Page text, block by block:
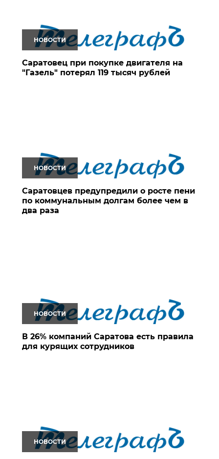
НОВОСТИ
Саратовец при покупке двигателя на
"Газель" потерял 119 тысяч рублей
НОВОСТИ
Саратовцев предупредили о росте пени
по коммунальным долгам более чем в
два раза
НОВОСТИ
В 26% компаний Саратова есть правила
для курящих сотрудников
НОВОСТИ